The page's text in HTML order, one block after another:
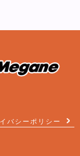
バシーポリシー